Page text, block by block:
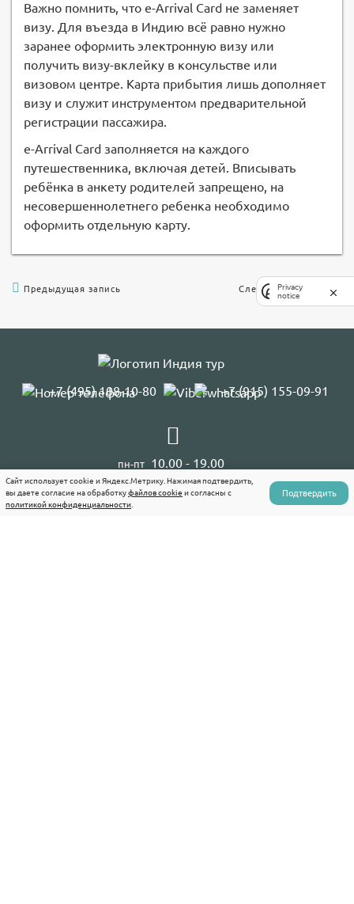
Важно помнить, что e-Arrival Card не заменяет
визу. Для въезда в Индию всё равно нужно
заранее оформить электронную визу или
получить визу-вклейку в консульстве или
визовом центре. Карта прибытия лишь дополняет
визу и служит инструментом предварительной
регистрации пассажира.
e-Arrival Card заполняется на каждого
путешественника, включая детей. Вписывать
ребёнка в анкету родителей запрещено, на
несовершеннолетнего ребенка необходимо
оформить отдельную карту.
Предыдущая запись Следующая запись
+7 (495) 108-10-80 +7 (915) 155-09-91
пн-пт 10.00 - 19.00
сб 11.00 - 15.00
Сайт использует cookie и Яндекс.Метрику. Нажимая подтвердить,
вы даете согласие на обработкуфайлов cookie и согласны с
политикой конфиденциальности
Подтвердить
Privacy
notice